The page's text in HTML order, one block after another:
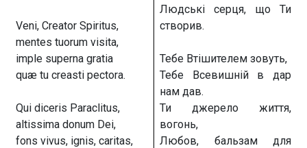
Veni, Creator Spiritus,
mentes tuorum visita,
imple superna gratia
quæ tu creasti pectora.
Qui diceris Paraclitus,
altissima donum Dei,
fons vivus, ignis, caritas,
Людські серця, що Ти
створив.
Тебе Втішителем зовуть,
Тебе Всевишній в дар
нам дав.
Ти джерело життя,
вогонь,
Любов, бальзам для